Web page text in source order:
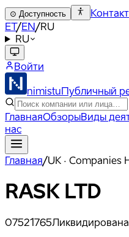
⊙ Доступность Контакт
ET/EN/RU
RU
Войти
nimistuПубличный
ГлавнаяОбзорыВиды
нас
Главная/UK · Companies
RASK LTD
07521765Ликвидирована